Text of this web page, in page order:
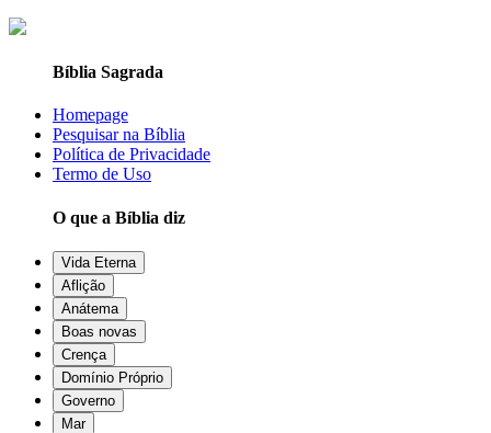
Bíblia Sagrada
Homepage
Pesquisar na Bíblia
Política de Privacidade
Termo de Uso
O que a Bíblia diz
Vida Eterna
Aflição
Anátema
Boas novas
Crença
Domínio Próprio
Governo
Mar